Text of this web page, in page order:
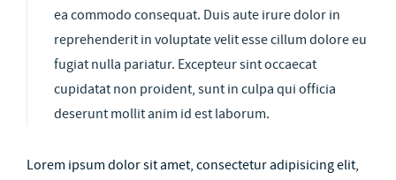
ea commodo consequat. Duis aute irure dolor in
reprehenderit in voluptate velit esse cillum dolore eu
fugiat nulla pariatur. Excepteur sint occaecat
cupidatat non proident, sunt in culpa qui officia
deserunt mollit anim id est laborum.
Lorem ipsum dolor sit amet, consectetur adipisicing elit,